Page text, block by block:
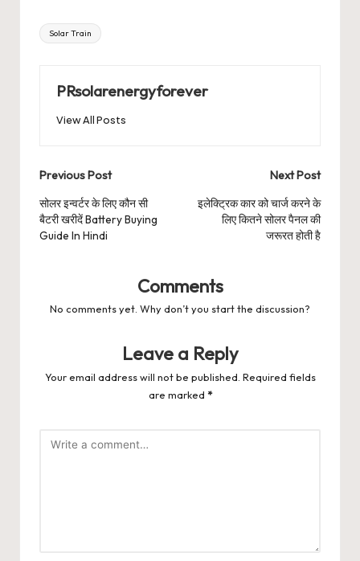
Tags:
Solar Train
PRsolarenergyforever
View All Posts
Post
navigation
Previous Post
सोलर इन्वर्टर के लिए कौन सी
बैटरी खरीदें Battery Buying
Guide In Hindi
Next Post
इलेक्ट्रिक कार को चार्ज करने के
लिए कितने सोलर पैनल की
जरूरत होती है
Comments
No comments yet. Why don’t you start the discussion?
Leave a Reply
Your email address will not be published. Required fields
are marked *